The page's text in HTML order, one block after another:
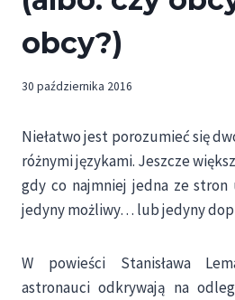
obcy?)
30 października 2016
Niełatwo jest porozumieć się
różnymi językami. Jeszcze
gdy co najmniej jedna ze stron
jedyny możliwy… lub jedyny
W powieści Stanisława
astronauci odkrywają na